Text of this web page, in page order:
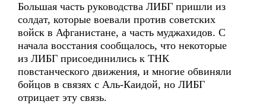
Большая часть руководства ЛИБГ пришли из
солдат, которые воевали против советских
войск в Афганистане, а часть муджахидов. С
начала восстания сообщалось, что некоторые
из ЛИБГ присоединились к ТНК
повстанческого движения, и многие обвиняли
бойцов в связях с Аль-Каидой, но ЛИБГ
отрицает эту связь.